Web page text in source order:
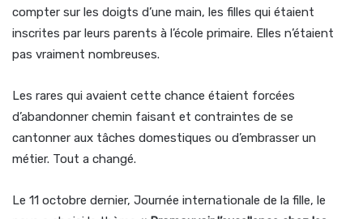
compter sur les doigts d’une main, les filles qui étaient
inscrites par leurs parents à l’école primaire. Elles n’étaient
pas vraiment nombreuses.
Les rares qui avaient cette chance étaient forcées
d’abandonner chemin faisant et contraintes de se
cantonner aux tâches domestiques ou d’embrasser un
métier. Tout a changé.
Le 11 octobre dernier, Journée internationale de la fille, le